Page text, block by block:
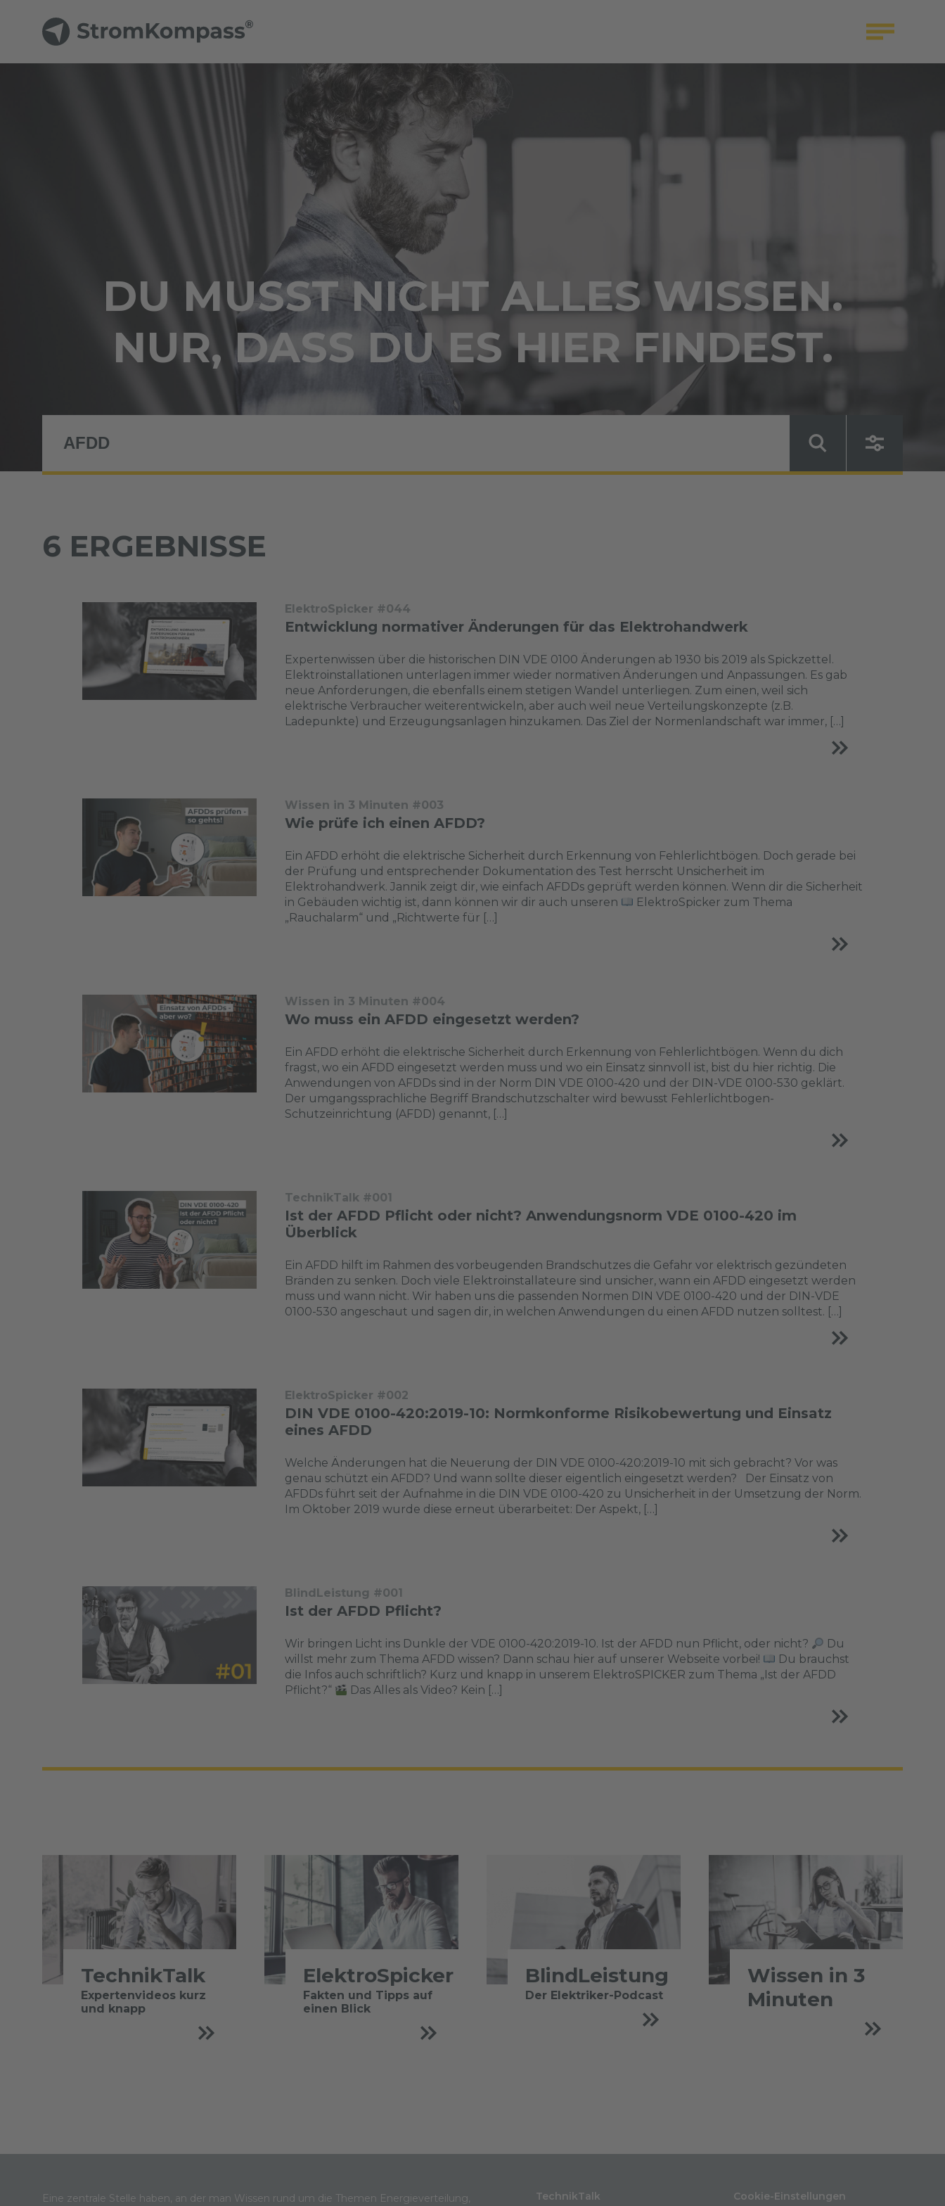
DU MUSST NICHT ALLES WISSEN.
NUR, DASS DU ES HIER FINDEST.
6 ERGEBNISSE
ElektroSpicker #044
Entwicklung normativer Änderungen für das Elektrohandwerk
Expertenwissen über die historischen DIN VDE 0100 Änderungen ab 1930 bis 2019 als Spickzettel.
Elektroinstallationen unterlagen immer wieder normativen Änderungen und Anpassungen. Es gab
neue Anforderungen, die ebenfalls einem stetigen Wandel unterliegen. Zum einen, weil sich
elektrische Verbraucher weiterentwickeln, aber auch weil neue Verteilungskonzepte (z.B.
Ladepunkte) und Erzeugungsanlagen hinzukamen. Das Ziel der Normenlandschaft war immer, […]
Wissen in 3 Minuten #003
Wie prüfe ich einen AFDD?
Ein AFDD erhöht die elektrische Sicherheit durch Erkennung von Fehlerlichtbögen. Doch gerade bei
der Prüfung und entsprechender Dokumentation des Test herrscht Unsicherheit im
Elektrohandwerk. Jannik zeigt dir, wie einfach AFDDs geprüft werden können. Wenn dir die Sicherheit
in Gebäuden wichtig ist, dann können wir dir auch unseren
ElektroSpicker zum Thema
„Rauchalarm“ und „Richtwerte für […]
Wissen in 3 Minuten #004
Wo muss ein AFDD eingesetzt werden?
Ein AFDD erhöht die elektrische Sicherheit durch Erkennung von Fehlerlichtbögen. Wenn du dich
fragst, wo ein AFDD eingesetzt werden muss und wo ein Einsatz sinnvoll ist, bist du hier richtig. Die
Anwendungen von AFDDs sind in der Norm DIN VDE 0100-420 und der DIN-VDE 0100-530 geklärt.
Der umgangssprachliche Begriff Brandschutzschalter wird bewusst Fehlerlichtbogen-
Schutzeinrichtung (AFDD) genannt, […]
TechnikTalk #001
Ist der AFDD Pflicht oder nicht? Anwendungsnorm VDE 0100-420 im
Überblick
Ein AFDD hilft im Rahmen des vorbeugenden Brandschutzes die Gefahr vor elektrisch gezündeten
Bränden zu senken. Doch viele Elektroinstallateure sind unsicher, wann ein AFDD eingesetzt werden
muss und wann nicht. Wir haben uns die passenden Normen DIN VDE 0100-420 und der DIN-VDE
0100-530 angeschaut und sagen dir, in welchen Anwendungen du einen AFDD nutzen solltest. […]
ElektroSpicker #002
DIN VDE 0100-420:2019-10: Normkonforme Risikobewertung und Einsatz
eines AFDD
Welche Änderungen hat die Neuerung der DIN VDE 0100-420:2019-10 mit sich gebracht? Vor was
genau schützt ein AFDD? Und wann sollte dieser eigentlich eingesetzt werden? Der Einsatz von
AFDDs führt seit der Aufnahme in die DIN VDE 0100-420 zu Unsicherheit in der Umsetzung der Norm.
Im Oktober 2019 wurde diese erneut überarbeitet: Der Aspekt, […]
BlindLeistung #001
Ist der AFDD Pflicht?
Wir bringen Licht ins Dunkle der VDE 0100-420:2019-10. Ist der AFDD nun Pflicht, oder nicht?
Du
willst mehr zum Thema AFDD wissen? Dann schau hier auf unserer Webseite vorbei!
Du brauchst
die Infos auch schriftlich? Kurz und knapp in unserem ElektroSPICKER zum Thema „Ist der AFDD
Pflicht?“
Das Alles als Video? Kein […]
TechnikTalk
Expertenvideos kurz
und knapp
ElektroSpicker
Fakten und Tipps auf
einen Blick
BlindLeistung
Der Elektriker-Podcast
Wissen in 3
Minuten
Eine zentrale Stelle haben, an der man Wissen rund um die Themen Energieverteilung,
TechnikTalk Cookie-Einstellungen